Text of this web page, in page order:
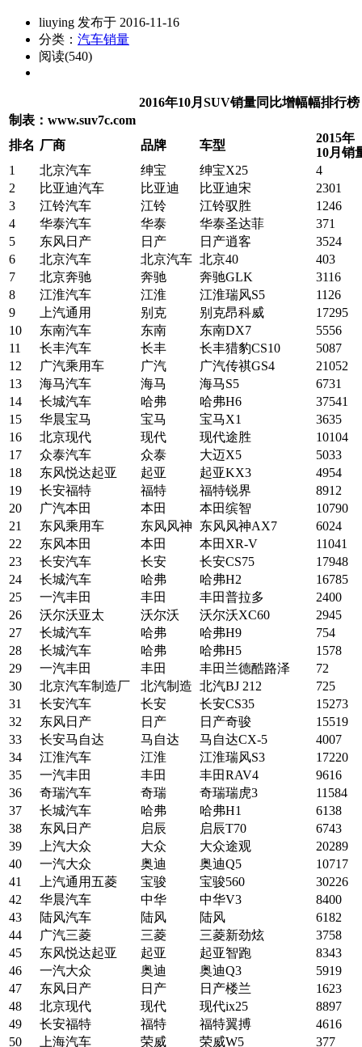
liuying 发布于 2016-11-16
分类： 汽车销量
阅读(540)
2016年10月SUV销量同比增幅幅排行榜
制表：www.suv7c.com
排名 厂商 品牌 车型
2015年
10月销
1
北京汽车 绅宝 绅宝X25
4
2
比亚迪汽车 比亚迪 比亚迪宋
2301
3
江铃汽车 江铃 江铃驭胜
1246
4
华泰汽车 华泰 华泰圣达菲
371
5
东风日产 日产 日产逍客
3524
6
北京汽车 北京汽车 北京40
403
7
北京奔驰 奔驰 奔驰GLK
3116
8
江淮汽车 江淮 江淮瑞风S5
1126
9
上汽通用 别克 别克昂科威
17295
10
东南汽车 东南 东南DX7
5556
11
长丰汽车 长丰 长丰猎豹CS10
5087
12
广汽乘用车 广汽 广汽传祺GS4
21052
13
海马汽车 海马 海马S5
6731
14
长城汽车 哈弗 哈弗H6
37541
15
华晨宝马 宝马 宝马X1
3635
16
北京现代 现代 现代途胜
10104
17
众泰汽车 众泰 大迈X5
5033
18
东风悦达起亚 起亚 起亚KX3
4954
19
长安福特 福特 福特锐界
8912
20
广汽本田 本田 本田缤智
10790
21
东风乘用车 东风风神 东风风神AX7
6024
22
东风本田 本田 本田XR-V
11041
23
长安汽车 长安 长安CS75
17948
24
长城汽车 哈弗 哈弗H2
16785
25
一汽丰田 丰田 丰田普拉多
2400
26
沃尔沃亚太 沃尔沃 沃尔沃XC60
2945
27
长城汽车 哈弗 哈弗H9
754
28
长城汽车 哈弗 哈弗H5
1578
29
一汽丰田 丰田 丰田兰德酷路泽
72
30
北京汽车制造厂 北汽制造 北汽BJ 212
725
31
长安汽车 长安 长安CS35
15273
32
东风日产 日产 日产奇骏
15519
33
长安马自达 马自达 马自达CX-5
4007
34
江淮汽车 江淮 江淮瑞风S3
17220
35
一汽丰田 丰田 丰田RAV4
9616
36
奇瑞汽车 奇瑞 奇瑞瑞虎3
11584
37
长城汽车 哈弗 哈弗H1
6138
38
东风日产 启辰 启辰T70
6743
39
上汽大众 大众 大众途观
20289
40
一汽大众 奥迪 奥迪Q5
10717
41
上汽通用五菱 宝骏 宝骏560
30226
42
华晨汽车 中华 中华V3
8400
43
陆风汽车 陆风 陆风
6182
44
广汽三菱 三菱 三菱新劲炫
3758
45
东风悦达起亚 起亚 起亚智跑
8343
46
一汽大众 奥迪 奥迪Q3
5919
47
东风日产 日产 日产楼兰
1623
48
北京现代 现代 现代ix25
8897
49
长安福特 福特 福特翼搏
4616
50
上海汽车 荣威 荣威W5 377